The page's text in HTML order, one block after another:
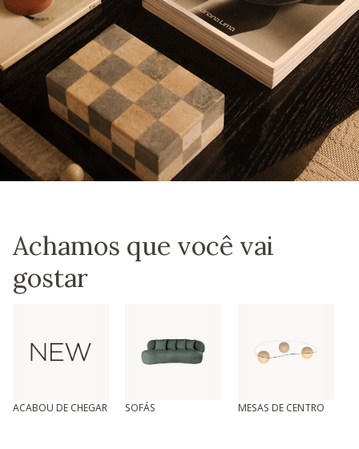
Achamos que você vai
gostar
ACABOU DE CHEGAR SOFÁS MESAS DE CENTRO